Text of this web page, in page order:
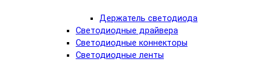
Держатель светодиода
Светодиодные драйвера
Светодиодные коннекторы
Светодиодные ленты